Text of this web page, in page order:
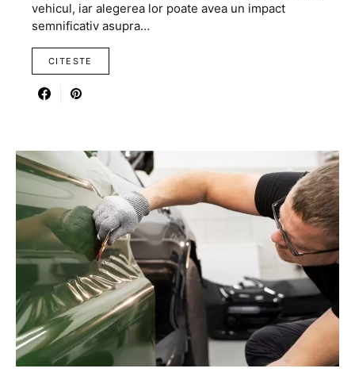
vehicul, iar alegerea lor poate avea un impact
semnificativ asupra…
CITESTE